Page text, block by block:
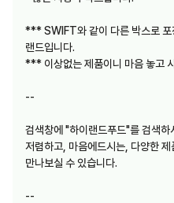
*** SWIFT와 같이 다른 박스로 포
랜드입니다.
*** 이상없는 제품이니 마음 놓고
--
검색창에 "하이랜드푸드"를 검색하
저렴하고, 마음에드시는, 다양한 제
만나보실 수 있습니다.
--